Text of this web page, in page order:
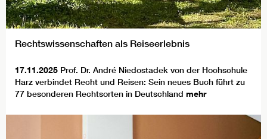
Rechtswissenschaften als Reiseerlebnis
17.11.2025 Prof. Dr. André Niedostadek von der Hochschule
Harz verbindet Recht und Reisen: Sein neues Buch führt zu
77 besonderen Rechtsorten in Deutschland mehr